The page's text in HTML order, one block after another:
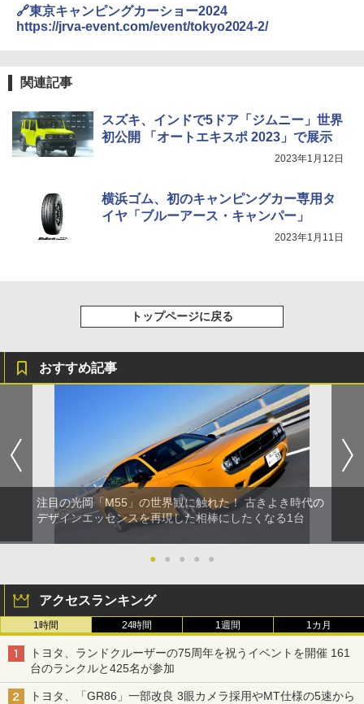
🔗東京キャンピングカーショー2024
https://jrva-event.com/event/tokyo2024-2/
関連記事
スズキ、インドで5ドア「ジムニー」世界
初公開 「オートエキスポ 2023」で展示
2023年1月12日
横浜ゴム、初のキャンピングカー専用タ
イヤ「ブルーアース・キャンパー」
2023年1月11日
トップページに戻る
おすすめ記事
注目の光岡「M55」の世界観に触れた！ 古きよき時代の
デザインエッセンスを再現した相棒にしたくなる1台
● ● ● ● ●
アクセスランキング
1時間 24時間 1週間 1カ月
トヨタ、ランドクルーザーの75周年を祝うイベントを開催 161
台のランクルと425名が参加
トヨタ、「GR86」一部改良 3眼カメラ採用やMT仕様の5速から